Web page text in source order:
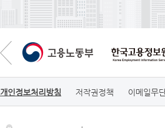
개인정보처리방침 저작권정책 이메일무